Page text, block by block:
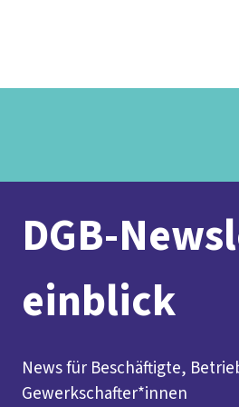
DGB-
einblick
News für Beschäftigte,
Gewerkschafter*innen